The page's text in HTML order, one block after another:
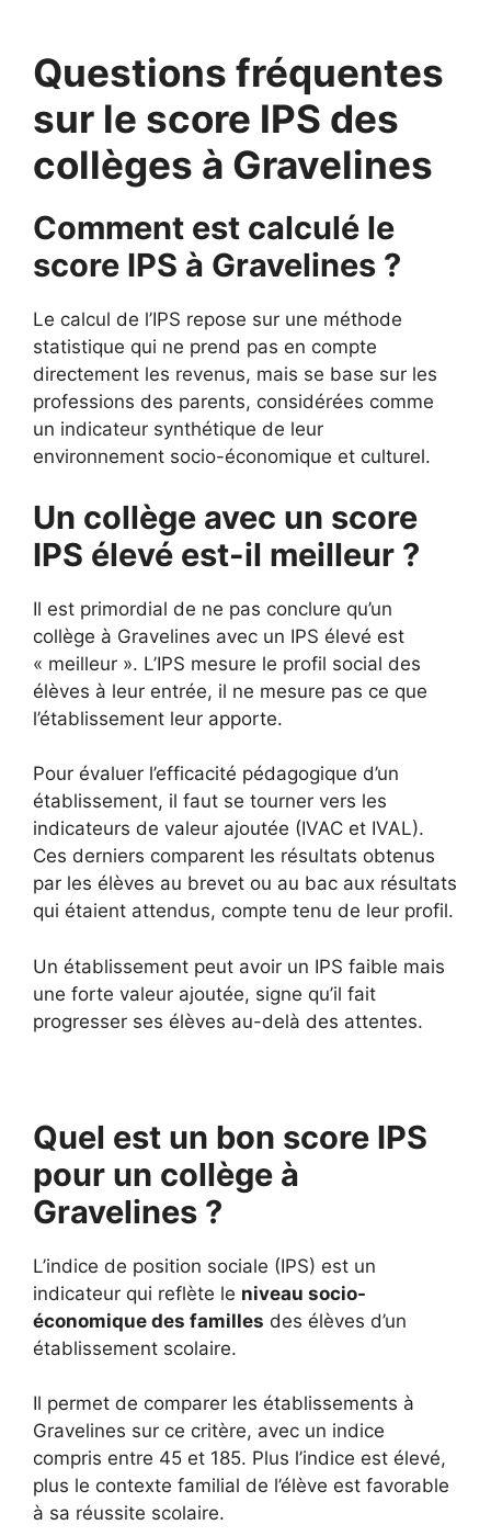
Questions fréquentes
sur le score IPS des
collèges à Gravelines
Comment est calculé le
score IPS à Gravelines ?
Le calcul de l’IPS repose sur une méthode
statistique qui ne prend pas en compte
directement les revenus, mais se base sur les
professions des parents, considérées comme
un indicateur synthétique de leur
environnement socio-économique et culturel.
Un collège avec un score
IPS élevé est-il meilleur ?
Il est primordial de ne pas conclure qu’un
collège à Gravelines avec un IPS élevé est
« meilleur ». L’IPS mesure le profil social des
élèves à leur entrée, il ne mesure pas ce que
l’établissement leur apporte.
Pour évaluer l’efficacité pédagogique d’un
établissement, il faut se tourner vers les
indicateurs de valeur ajoutée (IVAC et IVAL).
Ces derniers comparent les résultats obtenus
par les élèves au brevet ou au bac aux résultats
qui étaient attendus, compte tenu de leur profil.
Un établissement peut avoir un IPS faible mais
une forte valeur ajoutée, signe qu’il fait
progresser ses élèves au-delà des attentes.
Quel est un bon score IPS
pour un collège à
Gravelines ?
L’indice de position sociale (IPS) est un
indicateur qui reflète le niveau socio-
économique des familles des élèves d’un
établissement scolaire.
Il permet de comparer les établissements à
Gravelines sur ce critère, avec un indice
compris entre 45 et 185. Plus l’indice est élevé,
plus le contexte familial de l’élève est favorable
à sa réussite scolaire.